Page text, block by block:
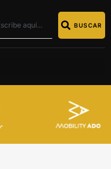
BUSCAR